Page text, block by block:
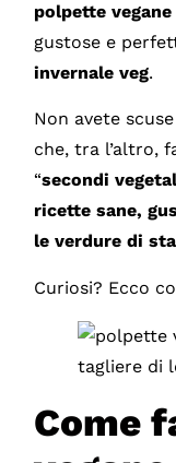
polpette
gustose e
invernale veg.
Non avete
che, tra l’altro,
“secondi
ricette sane,
le verdure di
Curiosi? Ecco
Come